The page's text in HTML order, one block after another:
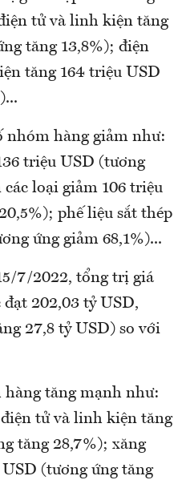
tử và linh kiện tăng
tăng 13,8%); điện
tăng 164 triệu USD
nhóm hàng giảm như:
triệu USD (tương
loại giảm 106 triệu
phế liệu sắt thép
ứng giảm 68,1%)...
7/2022, tổng trị giá
đạt 202,03 tỷ USD,
27,8 tỷ USD) so với
tăng mạnh như:
tử và linh kiện tăng
tăng 28,7%); xăng
(tương ứng tăng